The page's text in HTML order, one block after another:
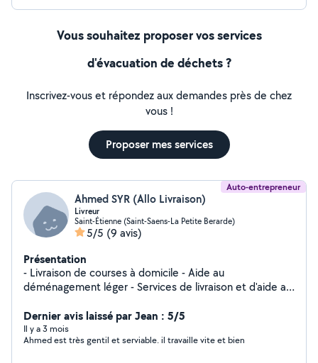
Vous souhaitez proposer vos services
d'évacuation de déchets ?
Inscrivez-vous et répondez aux demandes près de chez
vous !
Proposer mes services
Auto-entrepreneur
Ahmed SYR (Allo Livraison)
Livreur
Saint-Étienne (Saint-Saens-La Petite Berarde)
5/5 (9 avis)
Présentation
- Livraison de courses à domicile - Aide au
déménagement léger - Services de livraison et d'aide au
Dernier avis laissé par Jean : 5/5
Il y a 3 mois
Ahmed est très gentil et serviable. il travaille vite et bien